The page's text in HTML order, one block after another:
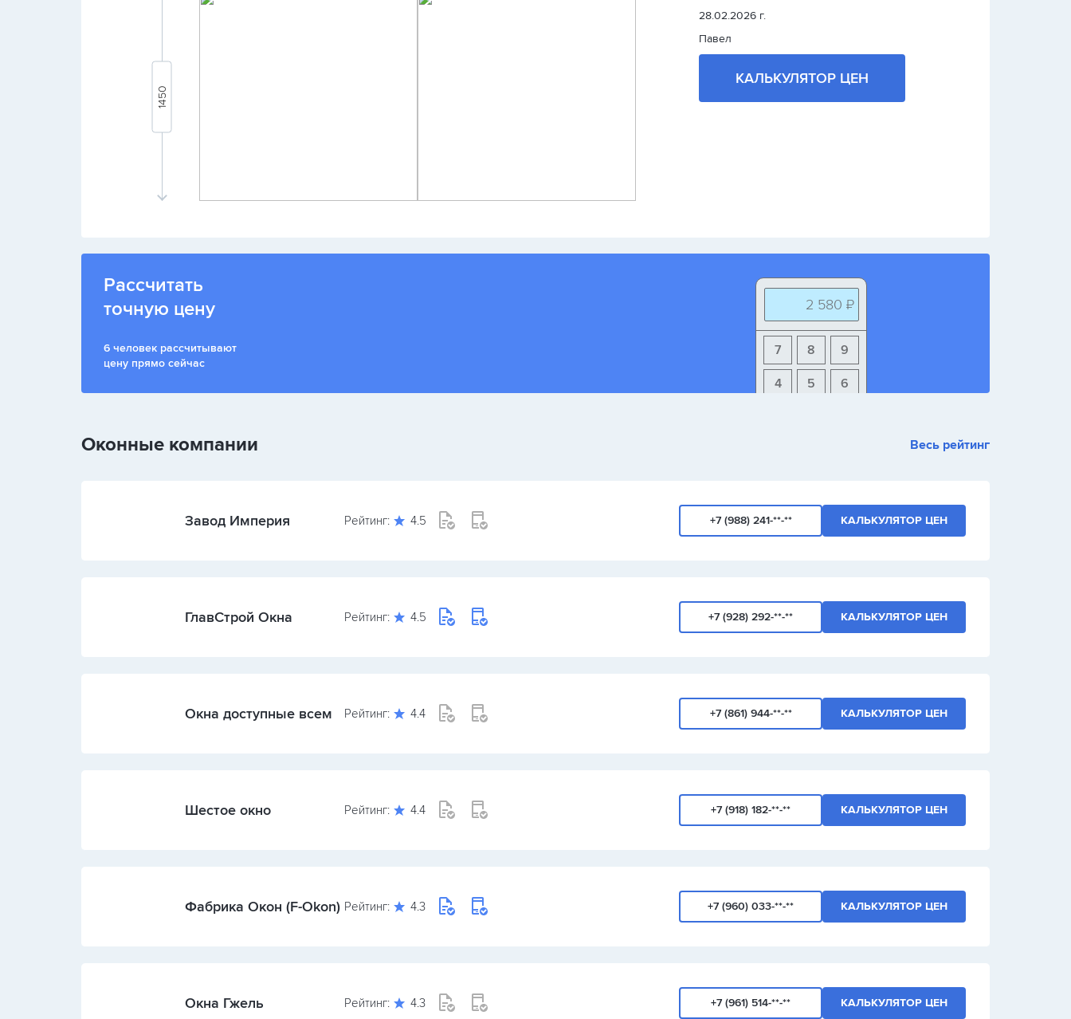
28.02.2026 г.
Павел
КАЛЬКУЛЯТОР ЦЕН
Рассчитать
точную цену
6 человек рассчитывают
цену прямо сейчас
2 580 ₽
9
8
7
6
5
4
Оконные компании Весь рейтинг
Завод Империя Рейтинг: 4.5 +7 (988) 241-**-** КАЛЬКУЛЯТОР ЦЕН
ГлавСтрой Окна Рейтинг: 4.5 +7 (928) 292-**-** КАЛЬКУЛЯТОР ЦЕН
Окна доступные всем Рейтинг: 4.4 +7 (861) 944-**-** КАЛЬКУЛЯТОР ЦЕН
Шестое окно Рейтинг: 4.4 +7 (918) 182-**-** КАЛЬКУЛЯТОР ЦЕН
Фабрика Окон (F-Okon) Рейтинг: 4.3 +7 (960) 033-**-** КАЛЬКУЛЯТОР ЦЕН
Окна Гжель Рейтинг: 4.3 +7 (961) 514-**-** КАЛЬКУЛЯТОР ЦЕН